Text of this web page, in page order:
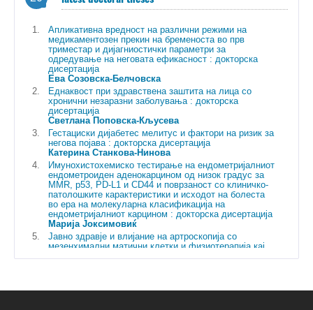
systems
classification, education, mentoring data has been added to e-
cris.net systems
• FORD classification added to project/programmes editing
• Display of decimal values enabled for the share of workload and
the share of research work
17. 5. 2023
New version of SICRIS, V2.1, installed
New features, bug fixes and updates
• When registering the researcher and contact person of the
organization, a redirection is made to updating the record
• Connection to REST interfaces is enabled via the izum-http
• When displaying projects and programmes in the researcher
presentation, the period during which the researcher participated is
listed (previously the entire period of the project or programme)
E-CRIS.SR, E-CRIS.CG, E-CRIS.BH in Cyrillic script
Апликативна вредност на различни режими на
медикаментозен прекин на бременоста во прв
триместар и дијагниостички параметри за
одредување на неговата ефикасност : докторска
дисертација
Ева Созовска-Белчовска
Еднаквост при здравствена заштита на лица со
хронични незаразни заболувања : докторска
дисертација
Светлана Поповска-Кљусева
Гестациски дијабетес мелитус и фактори на ризик за
негова појава : докторска дисертација
Катерина Станкова-Нинова
Имунохистохемиско тестирање на ендометријалниот
ендометроиден аденокарцином од низок градус за
MMR, p53, PD-L1 и CD44 и поврзаност со клиничко-
патолошките карактеристики и исходот на болеста
во ера на молекуларна класификација на
ендометријалниот карцином : докторска дисертација
Марија Јоксимовиќ
Јавно здравје и влијание на артроскопија со
мезенхимални матични клетки и физиотерапија кај